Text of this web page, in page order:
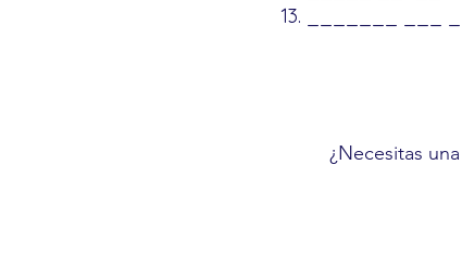
_______ ___ _
¿Necesitas